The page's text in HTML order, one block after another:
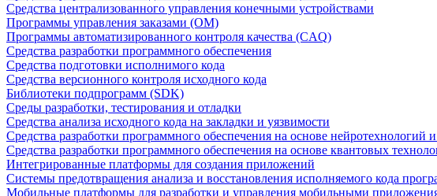
Средства централизованного управления конечными устройствами
Программы управления заказами (OM)
Программы автоматизированного контроля качества (CAQ)
Средства разработки программного обеспечения
Средства подготовки исполнимого кода
Средства версионного контроля исходного кода
Библиотеки подпрограмм (SDK)
Среды разработки, тестирования и отладки
Средства анализа исходного кода на закладки и уязвимости
Средства разработки программного обеспечения на основе нейротехнологий
Средства разработки программного обеспечения на основе квантовых
Интегрированные платформы для создания приложений
Системы предотвращения анализа и восстановления исполняемого кода
Мобильные платформы для разработки и управления мобильными